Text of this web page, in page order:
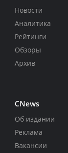
Новости
Аналитика
Рейтинги
Обзоры
Архив
CNews
Об издании
Реклама
Вакансии